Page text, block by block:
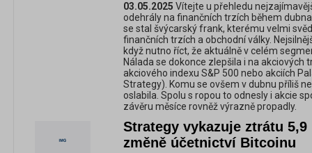
03.05.2025 Vítejte u přehledu
odehrály na finančních trzích během
se stal švýcarský frank, kterému velmi
finančních trzích a obchodní války.
když nutno říct, že aktuálně v celém
Nálada se dokonce zlepšila i na akciových
akciového indexu S&P 500 nebo akciích
Strategy). Komu se ovšem v dubnu příliš
oslabila. Spolu s ropou to odnesly i akcie
závěru měsíce rovněž výrazně propadly.
Strategy vykazuje ztrátu
změně účetnictví Bitcoinu